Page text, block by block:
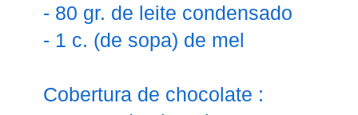
- 80 gr. de leite condensado
- 1 c. (de sopa) de mel
Cobertura de chocolate :